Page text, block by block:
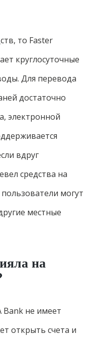
то Faster
круглосуточные
Для перевода
достаточно
электронной
вдруг
средства на
могут
местные
на
не имеет
открыть счета и